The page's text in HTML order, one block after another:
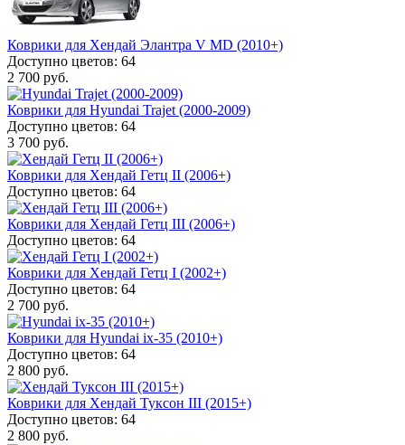
Коврики для Хендай Элантра V MD (2010+)
Доступно цветов: 64
2 700 руб.
Коврики для Hyundai Trajet (2000-2009)
Доступно цветов: 64
3 700 руб.
Коврики для Хендай Гетц II (2006+)
Доступно цветов: 64
Коврики для Хендай Гетц III (2006+)
Доступно цветов: 64
Коврики для Хендай Гетц I (2002+)
Доступно цветов: 64
2 700 руб.
Коврики для Hyundai ix-35 (2010+)
Доступно цветов: 64
2 800 руб.
Коврики для Хендай Туксон III (2015+)
Доступно цветов: 64
2 800 руб.